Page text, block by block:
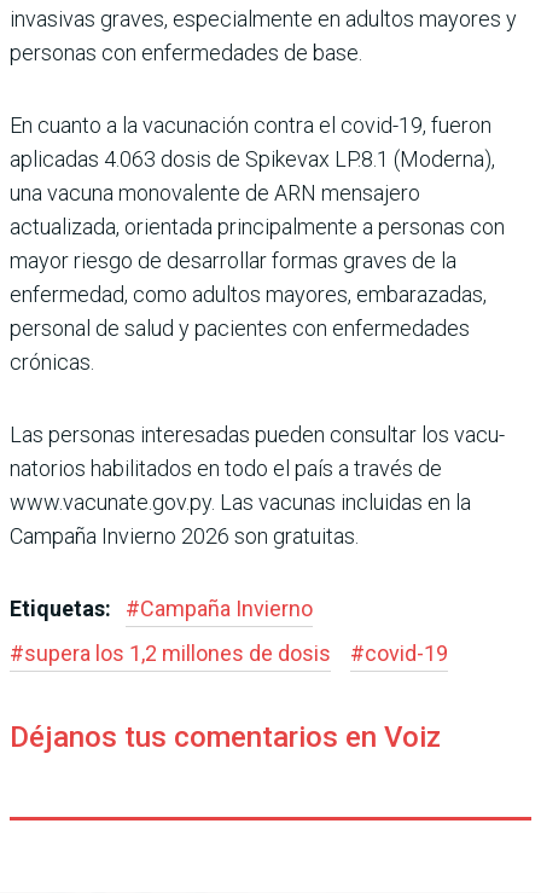
invasivas graves, especialmente en adultos mayores y
personas con enfermedades de base.
En cuanto a la vacunación contra el covid-19, fueron
aplicadas 4.063 dosis de Spikevax LP.8.1 (Moderna),
una vacuna monovalente de ARN mensajero
actualizada, orientada principalmente a personas con
mayor riesgo de desarrollar formas gra­ves de la
enfermedad, como adultos mayores, embara­zadas,
personal de salud y pacientes con enfermeda­des
crónicas.
Las personas interesadas pueden consultar los vacu­
natorios habilitados en todo el país a través de
www.vacunate.gov.py. Las vacu­nas incluidas en la
Campaña Invierno 2026 son gratuitas.
Etiquetas: #Campaña Invierno
#supera los 1,2 millones de dosis #covid-19
Déjanos tus comentarios en Voiz